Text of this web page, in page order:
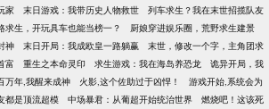
家 末日游戏：我带历史人物救世
列车求生？我在末世招揽队友
求生，开玩具车也能当榜一？
厨娘穿进娱乐圈，荒野求生建景
神 末日开局：我成欧皇一路躺赢
末世，修改一个字，主角团求
富 重生之本命灵印 求生游戏：我在海岛养恐龙
诡异开局，我
万年,我醒来成神 火影,这个佐助过于凶悍！
游戏开始,系统会为
都是顶流超模 中场暴君：从葡超开始统治世界
燃烧吧！这该死